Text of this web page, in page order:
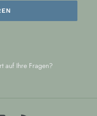
auf Ihre Fragen?